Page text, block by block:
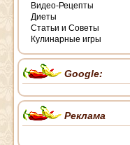
Видео-Рецепты
Диеты
Статьи и Советы
Кулинарные игры
Google:
Реклама